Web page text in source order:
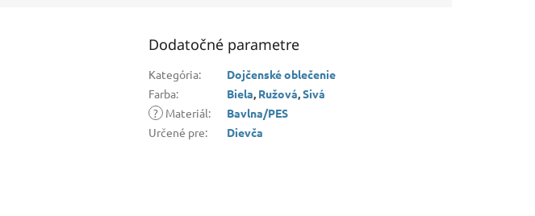
Dodatočné parametre
Kategória:
Dojčenské oblečenie
Farba: Biela, Ružová,Sivá
? Materiál:
Bavlna/PES
Určené pre: Dievča